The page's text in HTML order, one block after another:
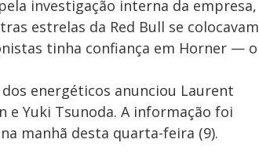
investigação interna da empresa,
estrelas da Red Bull se colocavam
tinha confiança em Horner — o
energéticos anunciou Laurent
e Yuki Tsunoda. A informação foi
manhã desta quarta-feira (9).